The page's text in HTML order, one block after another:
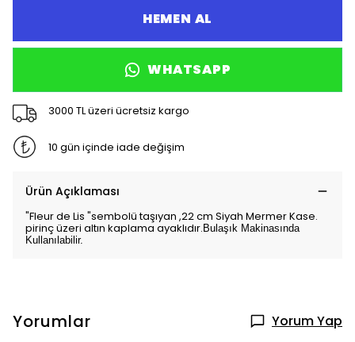
HEMEN AL
WHATSAPP
3000 TL üzeri ücretsiz kargo
10 gün içinde iade değişim
Ürün Açıklaması
"Fleur de Lis "sembolü taşıyan ,22 cm Siyah Mermer Kase.
pirinç üzeri altın kaplama ayaklıdır. Bulaşık Makinasında
Kullanılabilir.
Yorumlar Yorum Yap